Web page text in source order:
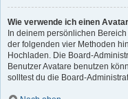
Wie verwende ich einen
In deinem persönlichen
der folgenden vier Methoden
Hochladen. Die Board-
Benutzer Avatare benutzen
solltest du die Board-